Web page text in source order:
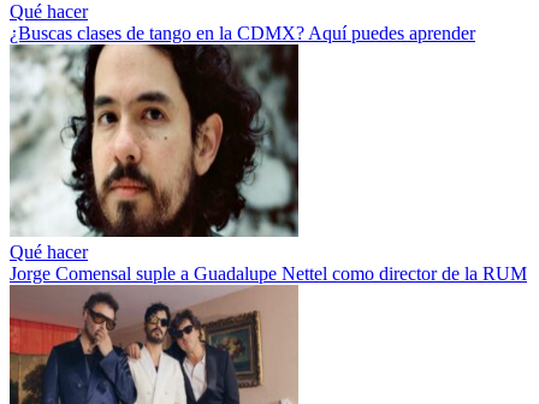
Qué hacer
¿Buscas clases de tango en la CDMX? Aquí puedes aprender
Qué hacer
Jorge Comensal suple a Guadalupe Nettel como director de la RUM